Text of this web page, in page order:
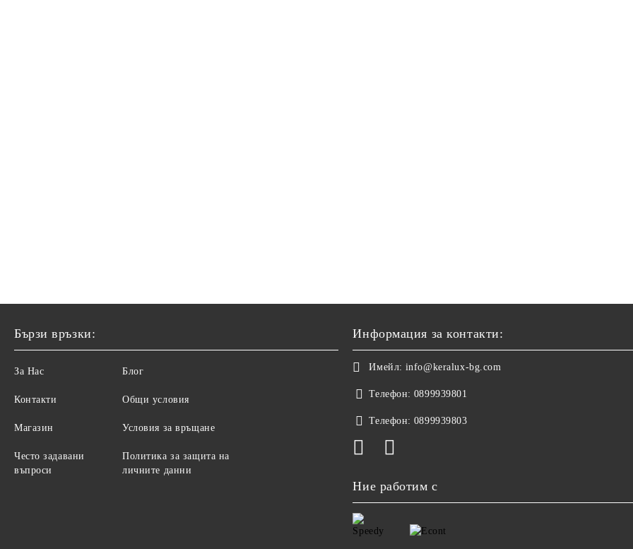
Бързи връзки:
За Нас
Контакти
Магазин
Често задавани
въпроси
Блог
Общи условия
Условия за връщане
Политика за защита на
личните данни
Информация за контакти:
Имейл: info@keralux-bg.com
Телефон: 0899939801
Телефон: 0899939803
Ние работим с